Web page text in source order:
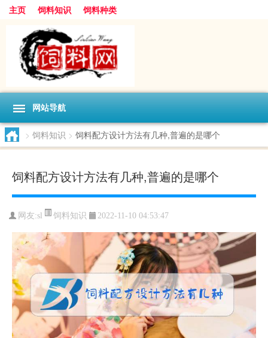
主页 饲料知识 饲料种类
网站导航
> 饲料知识 > 饲料配方设计方法有几种,普遍的是哪个
饲料配方设计方法有几种,普遍的是哪个
网友:sl 饲料知识 2022-11-10 04:53:47